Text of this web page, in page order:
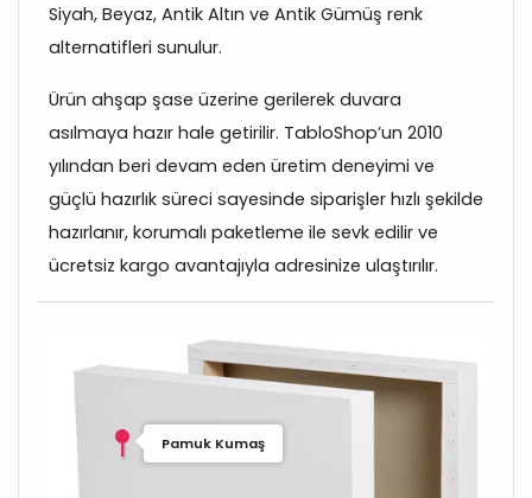
Siyah, Beyaz, Antik Altın ve Antik Gümüş renk
alternatifleri sunulur.
Ürün ahşap şase üzerine gerilerek duvara
asılmaya hazır hale getirilir. TabloShop’un 2010
yılından beri devam eden üretim deneyimi ve
güçlü hazırlık süreci sayesinde siparişler hızlı şekilde
hazırlanır, korumalı paketleme ile sevk edilir ve
ücretsiz kargo avantajıyla adresinize ulaştırılır.
Pamuk Kumaş